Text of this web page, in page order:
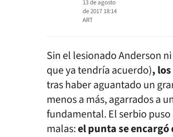
13 de agosto
de 2017 18:14
ART
Sin el lesionado Anderson
que ya tendría acuerdo),
tras haber aguantado un
menos a más, agarrados a
fundamental. El serbio
malas:el punta se